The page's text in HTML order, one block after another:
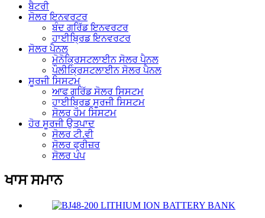
ਬੈਟਰੀ
ਸੋਲਰ ਇਨਵਰਟਰ
ਬੰਦ ਗਰਿੱਡ ਇਨਵਰਟਰ
ਹਾਈਬ੍ਰਿਡ ਇਨਵਰਟਰ
ਸੋਲਰ ਪੈਨਲ
ਮੋਨੋਕ੍ਰਿਸਟਲਾਈਨ ਸੋਲਰ ਪੈਨਲ
ਪੌਲੀਕ੍ਰਿਸਟਲਾਈਨ ਸੋਲਰ ਪੈਨਲ
ਸੂਰਜੀ ਸਿਸਟਮ
ਆਫ ਗਰਿੱਡ ਸੋਲਰ ਸਿਸਟਮ
ਹਾਈਬ੍ਰਿਡ ਸੂਰਜੀ ਸਿਸਟਮ
ਸੋਲਰ ਹੋਮ ਸਿਸਟਮ
ਹੋਰ ਸੂਰਜੀ ਉਤਪਾਦ
ਸੋਲਰ ਟੀ.ਵੀ
ਸੋਲਰ ਫ੍ਰੀਜ਼ਰ
ਸੋਲਰ ਪੰਪ
ਖਾਸ ਸਮਾਨ